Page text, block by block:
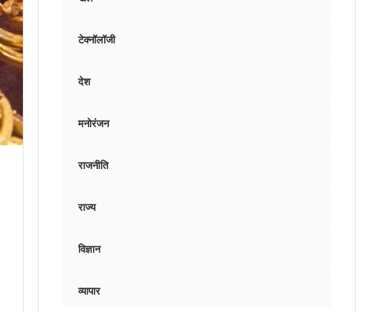
टेक्नॉलॉजी
देश
मनोरंजन
राजनीति
राज्य
विज्ञान
व्यापार